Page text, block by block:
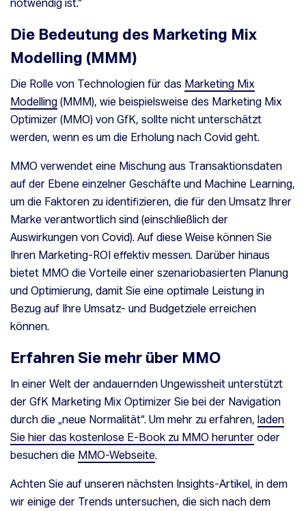
Die Bedeutung des Marketing Mix
Modelling (MMM)
Die Rolle von Technologien für das Marketing Mix
Modelling(MMM), wie beispielsweise des Marketing Mix
Optimizer (MMO) von GfK, sollte nicht unterschätzt
werden, wenn es um die Erholung nach Covid geht.
MMO verwendet eine Mischung aus Transaktionsdaten
auf der Ebene einzelner Geschäfte und Machine Learning,
um die Faktoren zu identifizieren, die für den Umsatz Ihrer
Marke verantwortlich sind (einschließlich der
Auswirkungen von Covid). Auf diese Weise können Sie
Ihren Marketing-ROI effektiv messen. Darüber hinaus
bietet MMO die Vorteile einer szenariobasierten Planung
und Optimierung, damit Sie eine optimale Leistung in
Bezug auf Ihre Umsatz- und Budgetziele erreichen
können.
Erfahren Sie mehr über MMO
In einer Welt der andauernden Ungewissheit unterstützt
der GfK Marketing Mix Optimizer Sie bei der Navigation
durch die „neue Normalität“. Um mehr zu erfahren, laden
Sie hier das kostenlose E-Book zu MMO herunteroder
besuchen die MMO-Webseite.
Achten Sie auf unseren nächsten Insights-Artikel, in dem
wir einige der Trends untersuchen, die sich nach dem